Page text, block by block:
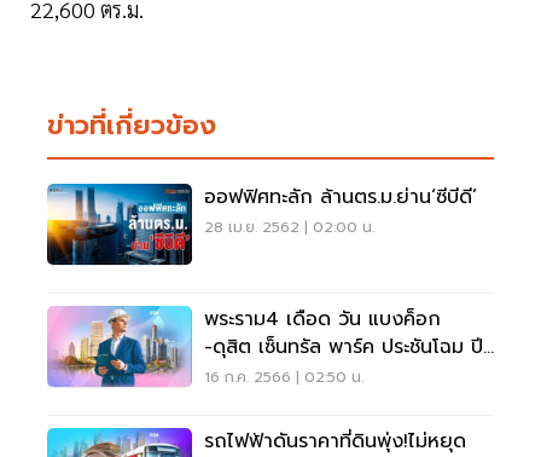
22,600 ตร.ม.
ข่าวที่เกี่ยวข้อง
ออฟฟิศทะลัก ล้านตร.ม.ย่าน‘ซีบีดี’
28 เม.ย. 2562 | 02:00 น.
พระราม4 เดือด วัน แบงค็อก
-ดุสิต เซ็นทรัล พาร์ค ประชันโฉม ปี
67 มิกซ์ยูสระดับโลก
16 ก.ค. 2566 | 02:50 น.
รถไฟฟ้าดันราคาที่ดินพุ่ง!ไม่หยุด